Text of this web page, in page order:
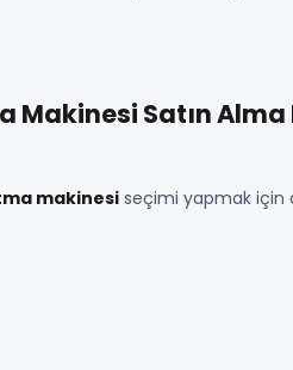
Makinesi Satın Alma
makinesiseçimi yapmak için